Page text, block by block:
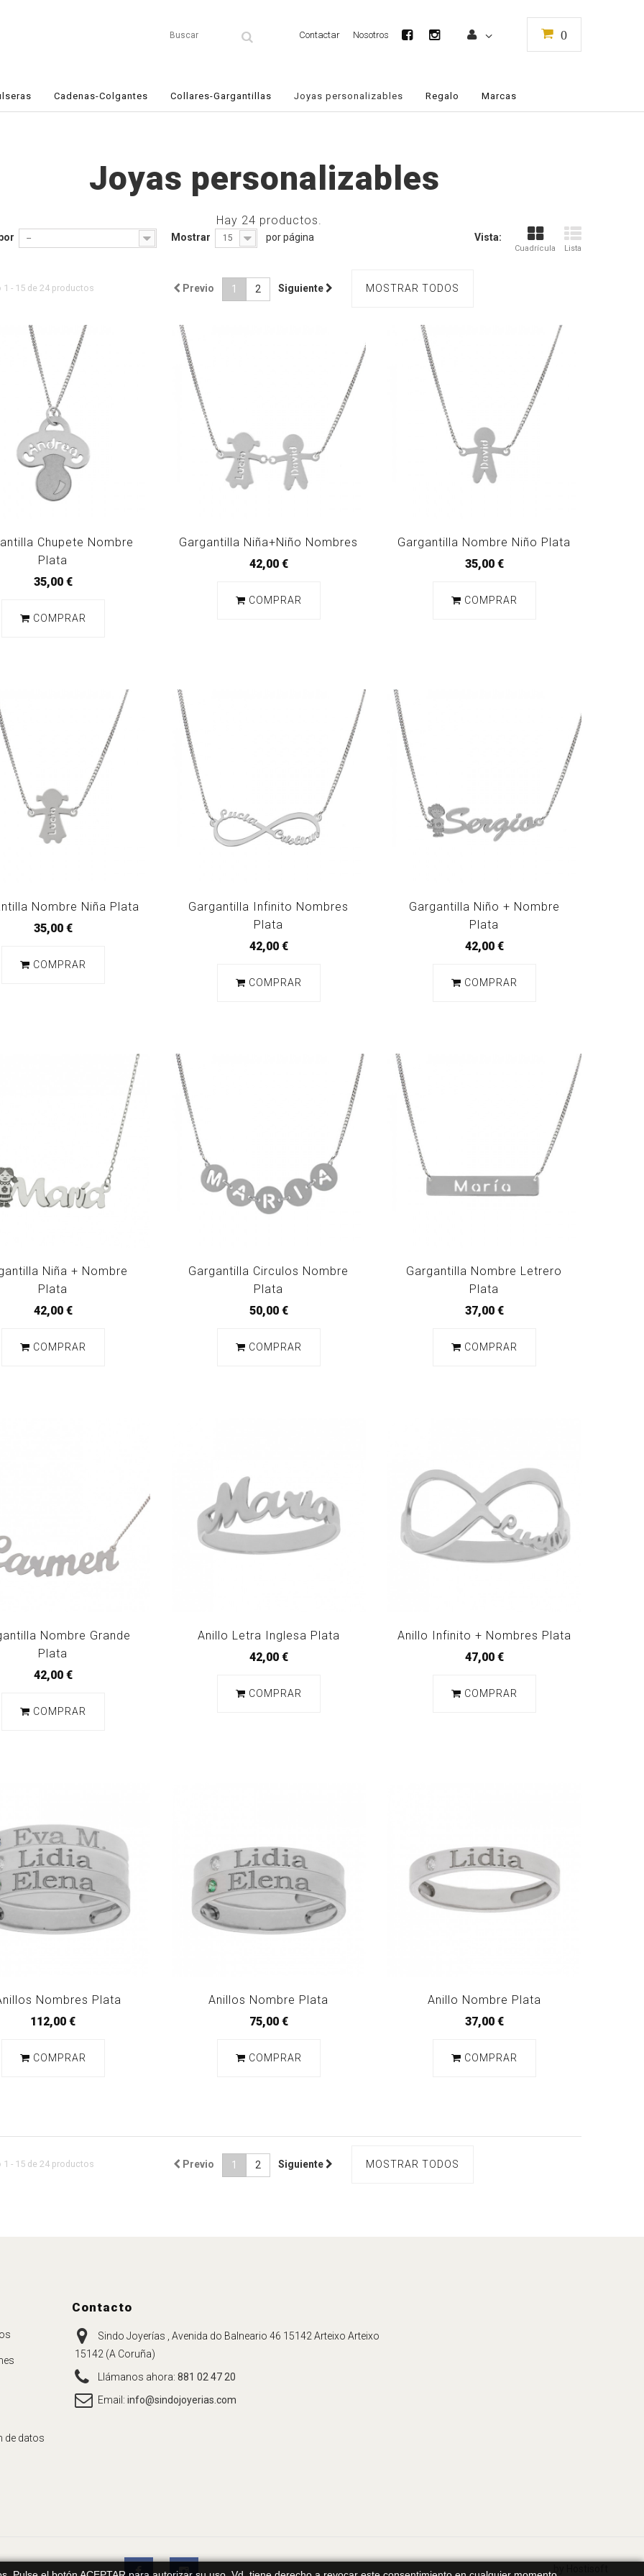
0
Nosotros
Contactar
Cadenas-Colgantes Collares-Gargantillas Joyas personalizables Regalo Marcas
Joyas personalizables
Hay 24 productos.
Vista:
Cuadrícula Lista
-- Mostrar 15 por página
MOSTRAR TODOS
Previo 1 2 Siguiente
- 15 de 24 productos
Chupete Nombre
Plata
35,00 €
COMPRAR
Gargantilla Niña+Niño Nombres
42,00 €
COMPRAR
Gargantilla Nombre Niño Plata
35,00 €
COMPRAR
Nombre Niña Plata
35,00 €
COMPRAR
Gargantilla Infinito Nombres
Plata
42,00 €
COMPRAR
Gargantilla Niño + Nombre
Plata
42,00 €
COMPRAR
Niña + Nombre
Plata
42,00 €
COMPRAR
Gargantilla Circulos Nombre
Plata
50,00 €
COMPRAR
Gargantilla Nombre Letrero
Plata
37,00 €
COMPRAR
Nombre Grande
Plata
42,00 €
COMPRAR
Anillo Letra Inglesa Plata
42,00 €
COMPRAR
Anillo Infinito + Nombres Plata
47,00 €
COMPRAR
Nombres Plata
112,00 €
COMPRAR
Anillos Nombre Plata
75,00 €
COMPRAR
Anillo Nombre Plata
37,00 €
COMPRAR
MOSTRAR TODOS
Previo 1 2 Siguiente
- 15 de 24 productos
de datos
Contacto
Sindo Joyerías , Avenida do Balneario 46 15142 Arteixo Arteixo
15142 (A Coruña)
Llámanos ahora: 881 02 47 20
Email: info@sindojoyerias.com